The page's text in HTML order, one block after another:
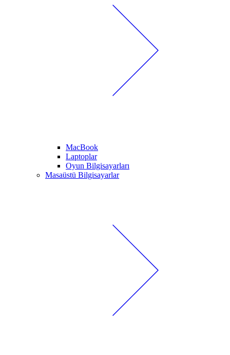
MacBook
Laptoplar
Oyun Bilgisayarları
Masaüstü Bilgisayarlar